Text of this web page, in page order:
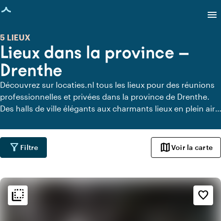
chargée
menu
Lieux dans la province —
Drenthe
5 LIEUX
Découvrez sur locaties.nl tous les lieux pour des réunions
professionnelles et privées dans la province de Drenthe.
Des halls de ville élégants aux charmants lieux en plein air.
votre événement une expérience mémorable !
filter_alt Filtre mapVoir la carte
flip_to_back favorite_border
flip_to_back Ambiance
style
Hôtel chic